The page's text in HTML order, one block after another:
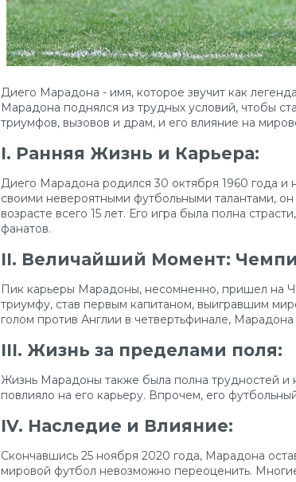
Диего Марадона - имя, которое звучит как
Марадона поднялся из трудных условий, чтобы
триумфов, вызовов и драм, и его влияние на
I. Ранняя Жизнь и Карьера:
Диего Марадона родился 30 октября 1960 года
своими невероятными футбольными талантами,
возрасте всего 15 лет. Его игра была полна
фанатов.
II. Величайший Момент:
Пик карьеры Марадоны, несомненно, пришел на
триумфу, став первым капитаном, выигравшим
голом против Англии в четвертьфинале,
III. Жизнь за пределами поля:
Жизнь Марадоны также была полна трудностей и
повлияло на его карьеру. Впрочем, его
IV. Наследие и Влияние:
Скончавшись 25 ноября 2020 года, Марадона
мировой футбол невозможно переоценить.